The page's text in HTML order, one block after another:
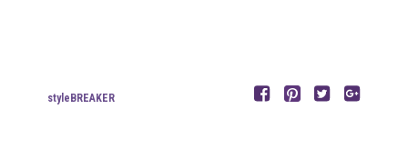
styleBREAKER